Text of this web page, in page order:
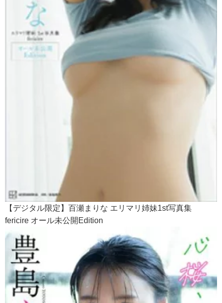
【デジタル限定】百瀬まりな エリマリ姉妹1st写真集
fericire オール未公開Edition